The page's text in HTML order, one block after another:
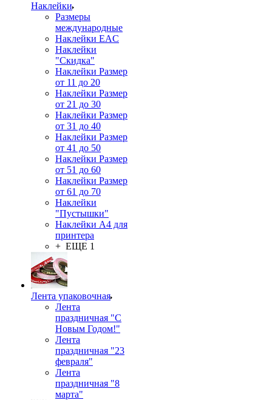
Наклейки
Размеры
международные
Наклейки EAC
Наклейки
"Скидка"
Наклейки Размер
от 11 до 20
Наклейки Размер
от 21 до 30
Наклейки Размер
от 31 до 40
Наклейки Размер
от 41 до 50
Наклейки Размер
от 51 до 60
Наклейки Размер
от 61 до 70
Наклейки
"Пустышки"
Наклейки А4 для
принтера
+ ЕЩЕ 1
Лента упаковочная
Лента
праздничная "С
Новым Годом!"
Лента
праздничная "23
февраля"
Лента
праздничная "8
марта"